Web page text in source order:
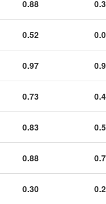
0.88
0.52
0.97
0.73
0.83
0.88
0.30